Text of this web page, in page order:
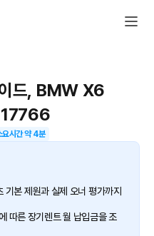
드, BMW X6
요시간 약4분
본 제원과 실제 오너 평가까지
따른 장기렌트 월 납입금을 조